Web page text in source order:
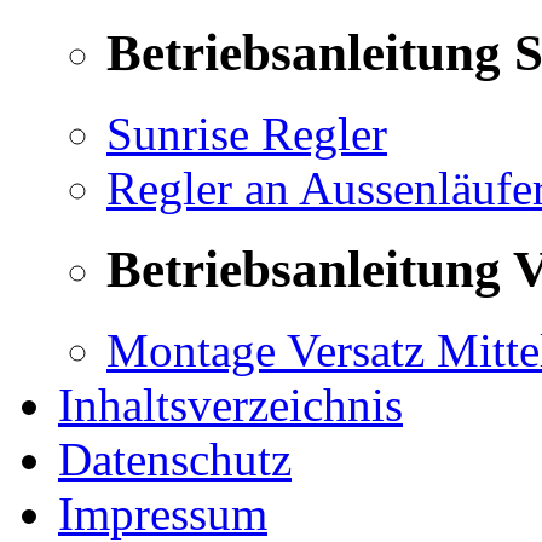
Betriebsanleitung
Sunrise Regler
Regler an
Betriebsanleitung
Montage Versatz
Inhaltsverzeichnis
Datenschutz
Impressum